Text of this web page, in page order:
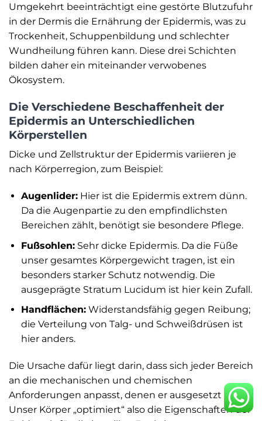
Umgekehrt beeinträchtigt eine gestörte Blutzufuhr
in der Dermis die Ernährung der Epidermis, was zu
Trockenheit, Schuppenbildung und schlechter
Wundheilung führen kann. Diese drei Schichten
bilden daher ein miteinander verwobenes
Ökosystem.
Die Verschiedene Beschaffenheit der
Epidermis an Unterschiedlichen
Körperstellen
Dicke und Zellstruktur der Epidermis variieren je
nach Körperregion, zum Beispiel:
Augenlider:Hier ist die Epidermis extrem dünn.
Da die Augenpartie zu den empfindlichsten
Bereichen zählt, benötigt sie besondere Pflege.
Fußsohlen:Sehr dicke Epidermis. Da die Füße
unser gesamtes Körpergewicht tragen, ist ein
besonders starker Schutz notwendig. Die
ausgeprägte Stratum Lucidum ist hier kein Zufall.
Handflächen:Widerstandsfähig gegen Reibung;
die Verteilung von Talg- und Schweißdrüsen ist
hier anders.
Die Ursache dafür liegt darin, dass sich jeder Bereich
an die mechanischen und chemischen
Anforderungen anpasst, denen er ausgesetzt ist.
Unser Körper „optimiert“ also die Eigenschaften der